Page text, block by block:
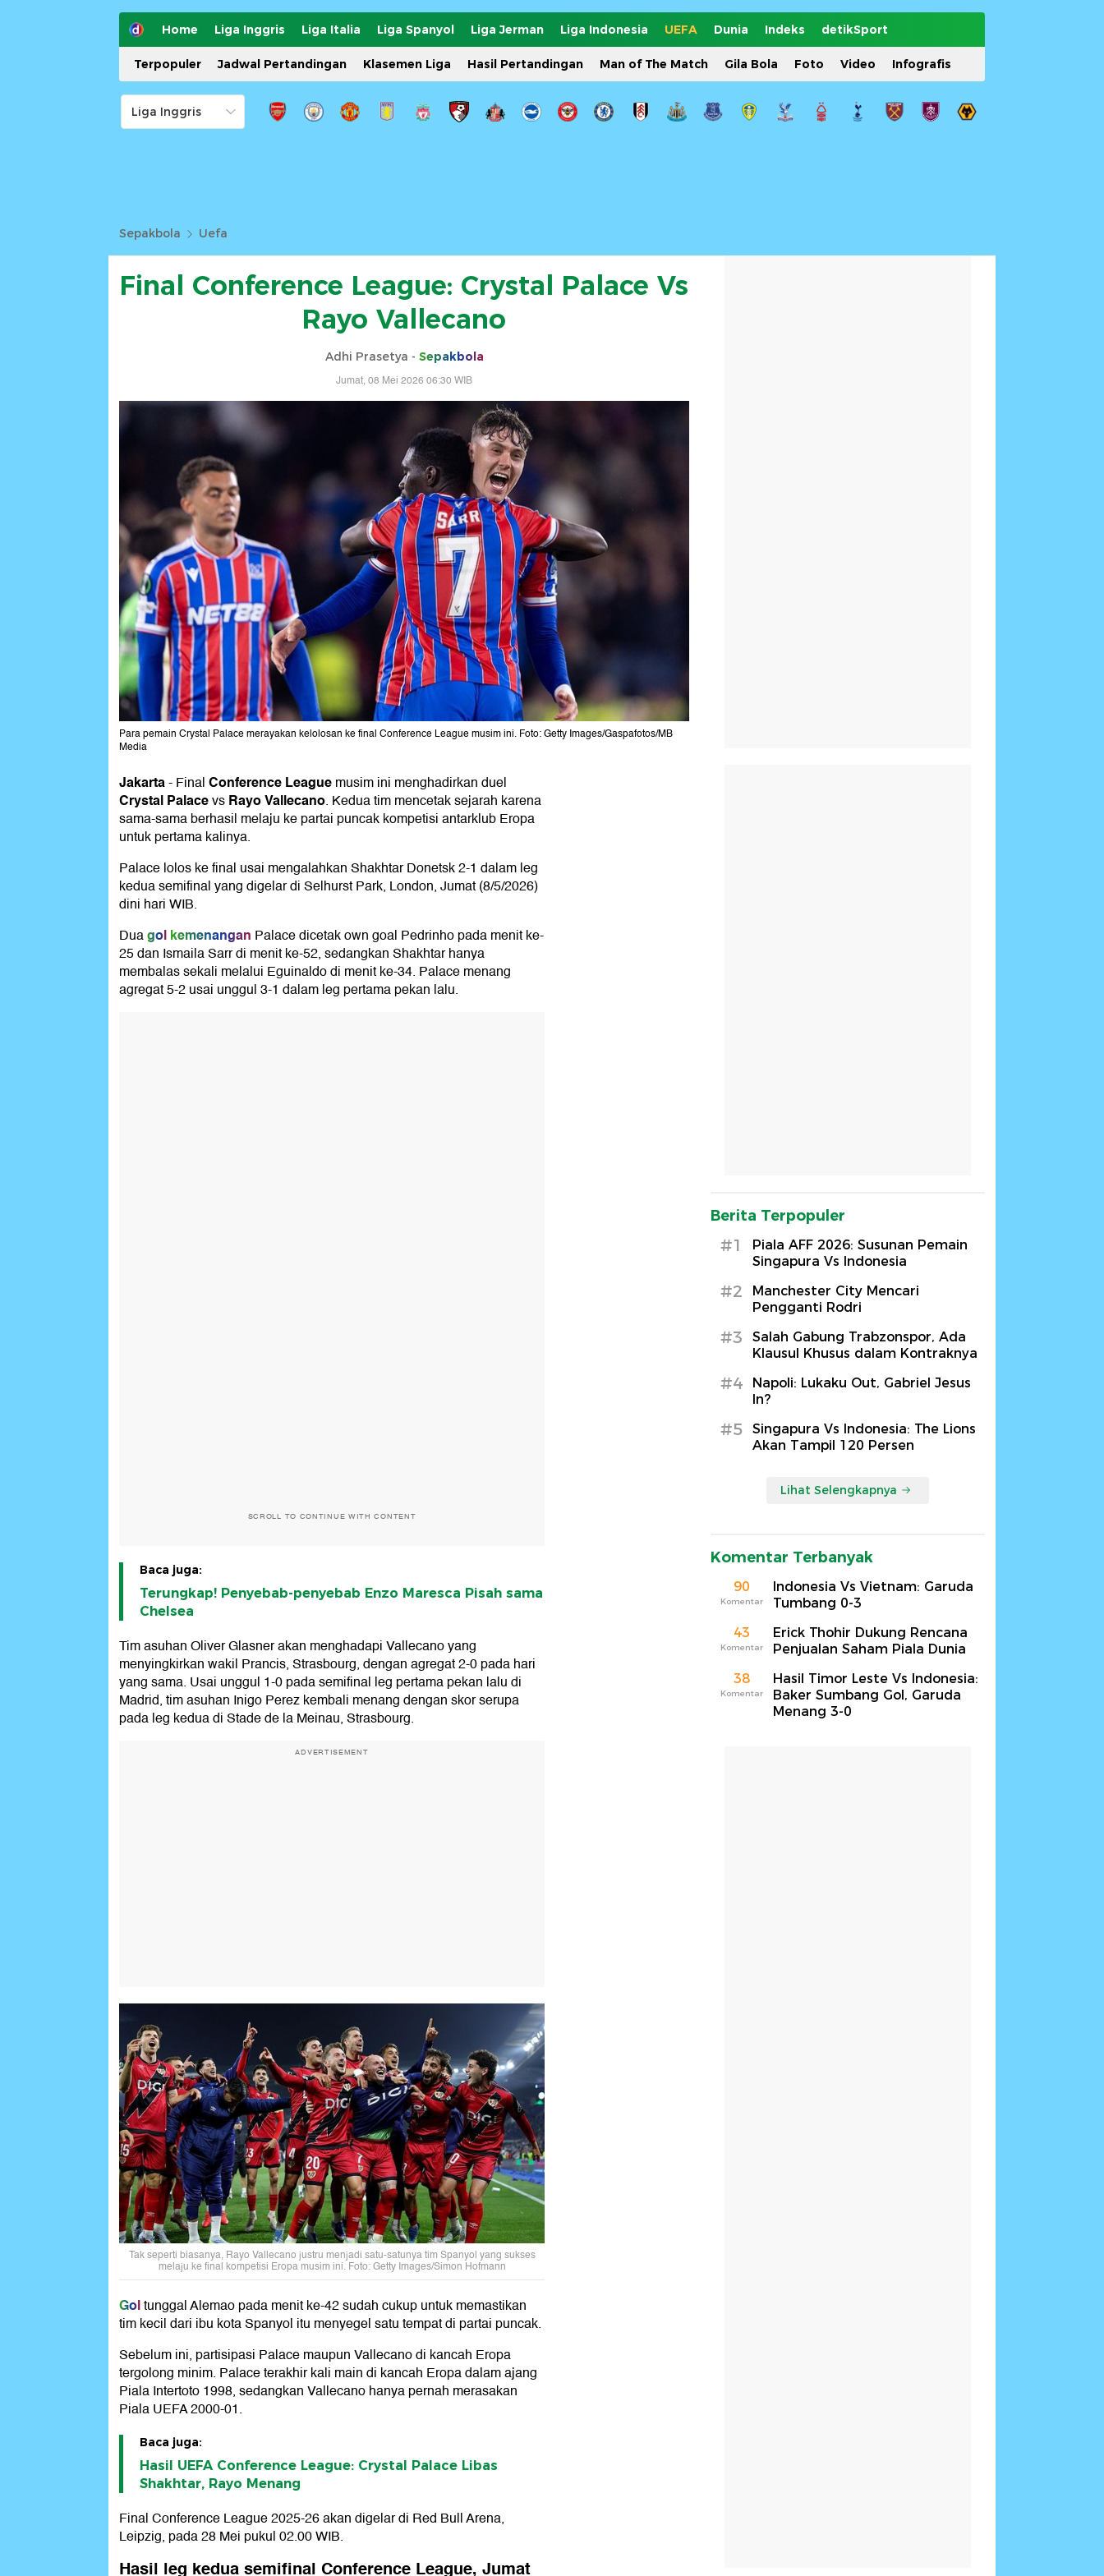
Home Liga Inggris Liga Italia Liga Spanyol Liga Jerman Liga Indonesia UEFA Dunia Indeks detikSport
Terpopuler Jadwal Pertandingan Klasemen Liga Hasil Pertandingan Man of The Match Gila Bola Foto Video Infografis
Sepakbola Uefa
Final Conference League: Crystal Palace Vs
Rayo Vallecano
Adhi Prasetya - Sepakbola
Jumat, 08 Mei 2026 06:30 WIB
Para pemain Crystal Palace merayakan kelolosan ke final Conference League musim ini. Foto: Getty Images/Gaspafotos/MB
Media
Jakarta-FinalConference Leaguemusim ini menghadirkan duel
Crystal PalacevsRayo Vallecano. Kedua tim mencetak sejarah karena
sama-sama berhasil melaju ke partai puncak kompetisi antarklub Eropa
untuk pertama kalinya.
Palace lolos ke final usai mengalahkan Shakhtar Donetsk 2-1 dalam leg
kedua semifinal yang digelar di Selhurst Park, London, Jumat (8/5/2026)
dini hari WIB.
Duagolkemenangan Palace dicetak own goal Pedrinho pada menit ke-
25 dan Ismaila Sarr di menit ke-52, sedangkan Shakhtar hanya
membalas sekali melalui Eguinaldo di menit ke-34. Palace menang
agregat 5-2 usai unggul 3-1 dalam leg pertama pekan lalu.
SCROLL TO CONTINUE WITH CONTENT
Baca juga:
Terungkap! Penyebab-penyebab Enzo Maresca Pisah sama
Chelsea
Tim asuhan Oliver Glasner akan menghadapi Vallecano yang
menyingkirkan wakil Prancis, Strasbourg, dengan agregat 2-0 pada hari
yang sama. Usai unggul 1-0 pada semifinal leg pertama pekan lalu di
Madrid, tim asuhan Inigo Perez kembali menang dengan skor serupa
pada leg kedua di Stade de la Meinau, Strasbourg.
ADVERTISEMENT
Tak seperti biasanya, Rayo Vallecano justru menjadi satu-satunya tim Spanyol yang sukses
melaju ke final kompetisi Eropa musim ini. Foto: Getty Images/Simon Hofmann
Goltunggal Alemao pada menit ke-42 sudah cukup untuk memastikan
tim kecil dari ibu kota Spanyol itu menyegel satu tempat di partai puncak.
Sebelum ini, partisipasi Palace maupun Vallecano di kancah Eropa
tergolong minim. Palace terakhir kali main di kancah Eropa dalam ajang
Piala Intertoto 1998, sedangkan Vallecano hanya pernah merasakan
Piala UEFA 2000-01.
Baca juga:
Hasil UEFA Conference League: Crystal Palace Libas
Shakhtar, Rayo Menang
Final Conference League 2025-26 akan digelar di Red Bull Arena,
Leipzig, pada 28 Mei pukul 02.00 WIB.
Hasil leg kedua semifinal Conference League, Jumat
Berita Terpopuler
#1
Piala AFF 2026: Susunan Pemain
Singapura Vs Indonesia
#2
Manchester City Mencari
Pengganti Rodri
#3
Salah Gabung Trabzonspor, Ada
Klausul Khusus dalam Kontraknya
#4
Napoli: Lukaku Out, Gabriel Jesus
In?
#5
Singapura Vs Indonesia: The Lions
Akan Tampil 120 Persen
Lihat Selengkapnya
Komentar Terbanyak
90
Komentar
Indonesia Vs Vietnam: Garuda
Tumbang 0-3
43
Komentar
Erick Thohir Dukung Rencana
Penjualan Saham Piala Dunia
38
Komentar
Hasil Timor Leste Vs Indonesia:
Baker Sumbang Gol, Garuda
Menang 3-0